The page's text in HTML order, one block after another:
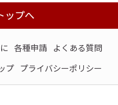
各種申請 よくある質問
プ プライバシーポリシー